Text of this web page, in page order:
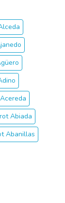
Abiada
Abanillas